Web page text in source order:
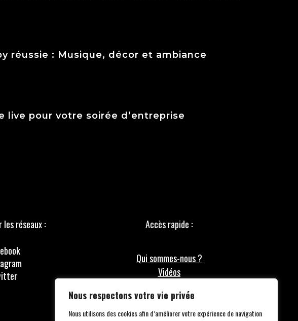
Nous respectons votre vie privée
Nous utilisons des cookies afin d’améliorer votre expérience de navigation
réussie : Musique, décor et ambiance
live pour votre soirée d’entreprise
les réseaux : Accès rapide :
Qui sommes-nous ?
Vidéos
Mentions légales
F.A.Q